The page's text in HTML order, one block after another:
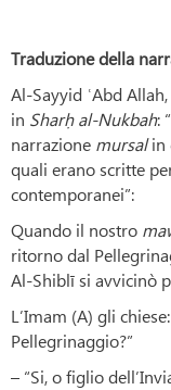
Traduzione della
Al-Sayyid ʿAbd
in Sharḥ al-Nukbah:
narrazione mursalin
quali erano scritte
contemporanei”:
Quando il nostro
ritorno dal
Al-Shiblī si avvicinò
L’Imam (A) gli
Pellegrinaggio?”
– “Si, o figlio